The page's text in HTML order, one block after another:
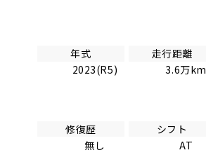
年式
2023(R5)
走行距離
3.6万km
修復歴
無し
シフト
AT